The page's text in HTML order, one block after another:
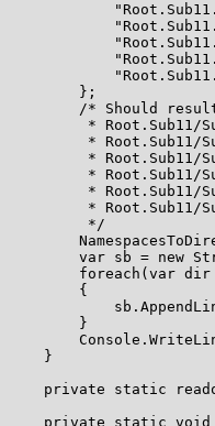
        };
/* Should
* Root.Sub11/
* Root.Sub11/
* Root.Sub11/
* Root.Sub11/
* Root.Sub11/
* Root.Sub11/
         */
var sb = new
foreach(var
        {
        }
    }
private static
private static